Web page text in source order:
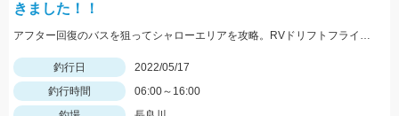
きました！！
アフター回復のバスを狙ってシャローエリアを攻略。RVドリフトフライ、フリックシェイク4.8インチでの釣果でした。
釣行日
2022/05/17
釣行時間
06:00～16:00